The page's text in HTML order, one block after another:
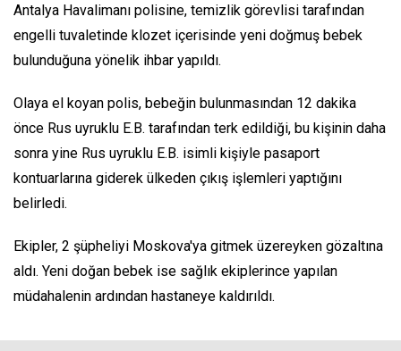
Antalya Havalimanı polisine, temizlik görevlisi tarafından
engelli tuvaletinde klozet içerisinde yeni doğmuş bebek
bulunduğuna yönelik ihbar yapıldı.
Olaya el koyan polis, bebeğin bulunmasından 12 dakika
önce Rus uyruklu E.B. tarafından terk edildiği, bu kişinin daha
sonra yine Rus uyruklu E.B. isimli kişiyle pasaport
kontuarlarına giderek ülkeden çıkış işlemleri yaptığını
belirledi.
Ekipler, 2 şüpheliyi Moskova'ya gitmek üzereyken gözaltına
aldı. Yeni doğan bebek ise sağlık ekiplerince yapılan
müdahalenin ardından hastaneye kaldırıldı.